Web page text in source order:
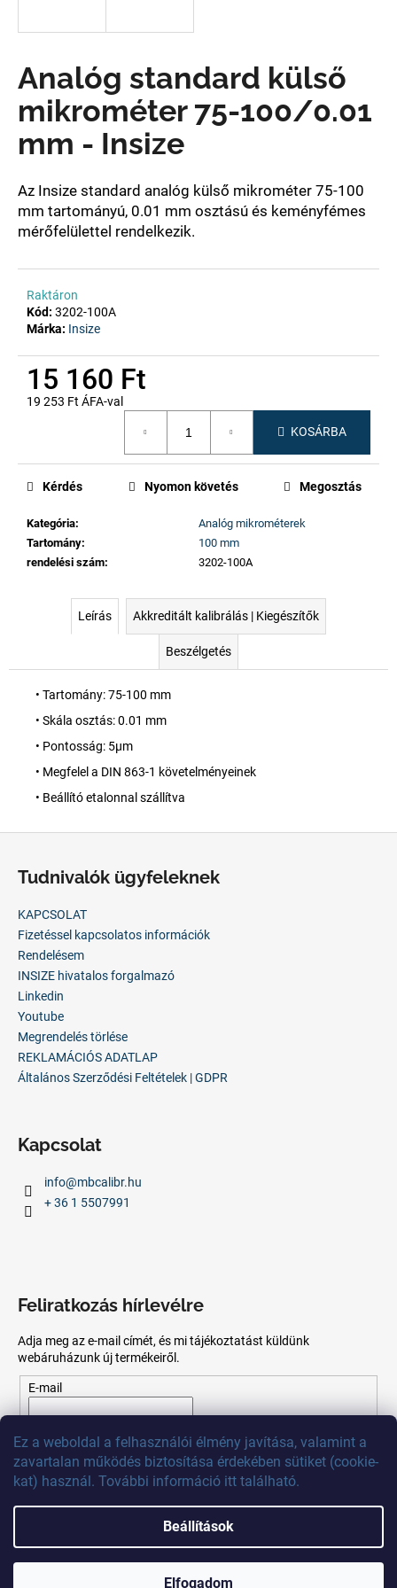
Ez a weboldal a felhasználói élmény javítása, valamint a
zavartalan működés biztosítása érdekében sütiket (cookie-
kat) használ. További információ itt található.
Beállítások
Elfogadom
Analóg standard külső
mikrométer 75-100/0.01
mm - Insize
Az Insize standard analóg külső mikrométer 75-100
mm tartományú, 0.01 mm osztású és keményfémes
mérőfelülettel rendelkezik.
Raktáron
Kód: 3202-100A
Márka: Insize
15 160 Ft
19 253 Ft ÁFA-val
KOSÁRBA
Kategória:
Analóg mikrométerek
Tartomány:
100 mm
rendelési szám: 3202-100A
Kérdés Nyomon követés Megosztás
Leírás Akkreditált kalibrálás | Kiegészítők
Beszélgetés
• Tartomány: 75-100 mm
• Skála osztás: 0.01 mm
• Pontosság: 5µm
• Megfelel a DIN 863-1 követelményeinek
• Beállító etalonnal szállítva
j
á
n
j
k
Tudnivalók ügyfeleknek
KAPCSOLAT
Fizetéssel kapcsolatos információk
Rendelésem
INSIZE hivatalos forgalmazó
Linkedin
Youtube
Megrendelés törlése
REKLAMÁCIÓS ADATLAP
Általános Szerződési Feltételek | GDPR
Kapcsolat
info@mbcalibr.hu
+ 36 1 5507991
Feliratkozás hírlevélre
Adja meg az e-mail címét, és mi tájékoztatást küldünk
webáruházunk új termékeiről.
E-mail
szabályzatot.
FELIRATKOZÁS
MB Calibr. Minden jog fenntartva.